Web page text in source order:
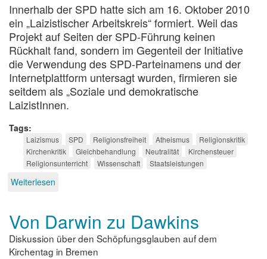
Innerhalb der SPD hatte sich am 16. Oktober 2010
ein „Laizistischer Arbeitskreis“ formiert. Weil das
Projekt auf Seiten der SPD-Führung keinen
Rückhalt fand, sondern im Gegenteil der Initiative
die Verwendung des SPD-Parteinamens und der
Internetplattform untersagt wurden, firmieren sie
seitdem als „Soziale und demokratische
LaizistInnen.
Tags
Laizismus SPD Religionsfreiheit Atheismus
Religionskritik
Kirchenkritik
Gleichbehandlung Neutralität
Kirchensteuer
Religionsunterricht
Wissenschaft Staatsleistungen
Weiterlesen
Religionsfreiheit?
Von Darwin zu Dawkins
Diskussion über den Schöpfungsglauben auf dem
Kirchentag in Bremen